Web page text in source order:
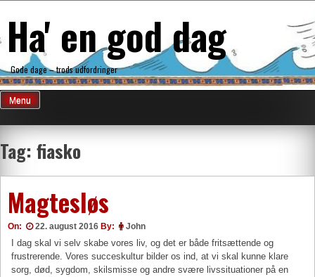
content
Ha' en god dag
Gode dage – trods udfordringer
Menu
Tag: fiasko
Magtesløs
On: 22. august 2016 By: John
I dag skal vi selv skabe vores liv, og det er både fritsættende og
frustrerende. Vores succeskultur bilder os ind, at vi skal kunne klare
sorg, død, sygdom, skilsmisse og andre svære livssituationer på en